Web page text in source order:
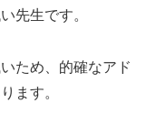
先生です。
ため、的確なアド
ます。